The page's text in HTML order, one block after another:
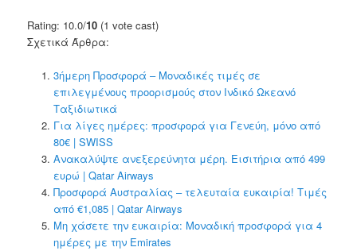
Rating: 10.0/10 (1 vote cast)
Σχετικά Άρθρα:
3ήμερη Προσφορά – Μοναδικές τιμές σε
επιλεγμένους προορισμούς στον Ινδικό Ωκεανό
Ταξιδιωτικά
Για λίγες ημέρες: προσφορά για Γενεύη, μόνο από
80€ | SWISS
Ανακαλύψτε ανεξερεύνητα μέρη. Εισιτήρια από 499
ευρώ | Qatar Airways
Προσφορά Αυστραλίας – τελευταία ευκαιρία! Τιμές
από €1,085 | Qatar Airways
Μη χάσετε την ευκαιρία: Μοναδική προσφορά για 4
ημέρες με την Emirates